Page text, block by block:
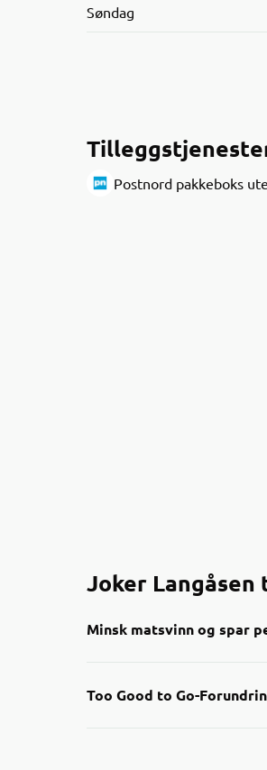
Søndag
Postnord pakkeboks ute
Joker Langåsen
Minsk matsvinn og spar
Nå
Too Good to Go-